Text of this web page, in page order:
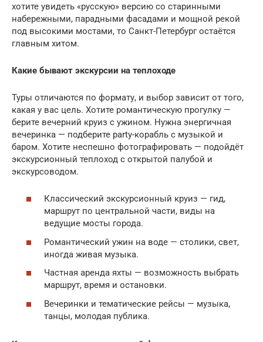
хотите увидеть «русскую» версию со старинными
набережными, парадными фасадами и мощной рекой
под высокими мостами, то Санкт-Петербург остаётся
главным хитом.
Какие бывают экскурсии на теплоходе
Туры отличаются по формату, и выбор зависит от того,
какая у вас цель. Хотите романтическую прогулку —
берите вечерний круиз с ужином. Нужна энергичная
вечеринка — подберите party-корабль с музыкой и
баром. Хотите неспешно фотографировать — подойдёт
экскурсионный теплоход с открытой палубой и
экскурсоводом.
Классический экскурсионный круиз — гид,
маршрут по центральной части, виды на
ведущие мосты города.
Романтический ужин на воде — столики, свет,
иногда живая музыка.
Частная аренда яхты — возможность выбрать
маршрут, время и остановки.
Вечеринки и тематические рейсы — музыка,
танцы, молодая публика.